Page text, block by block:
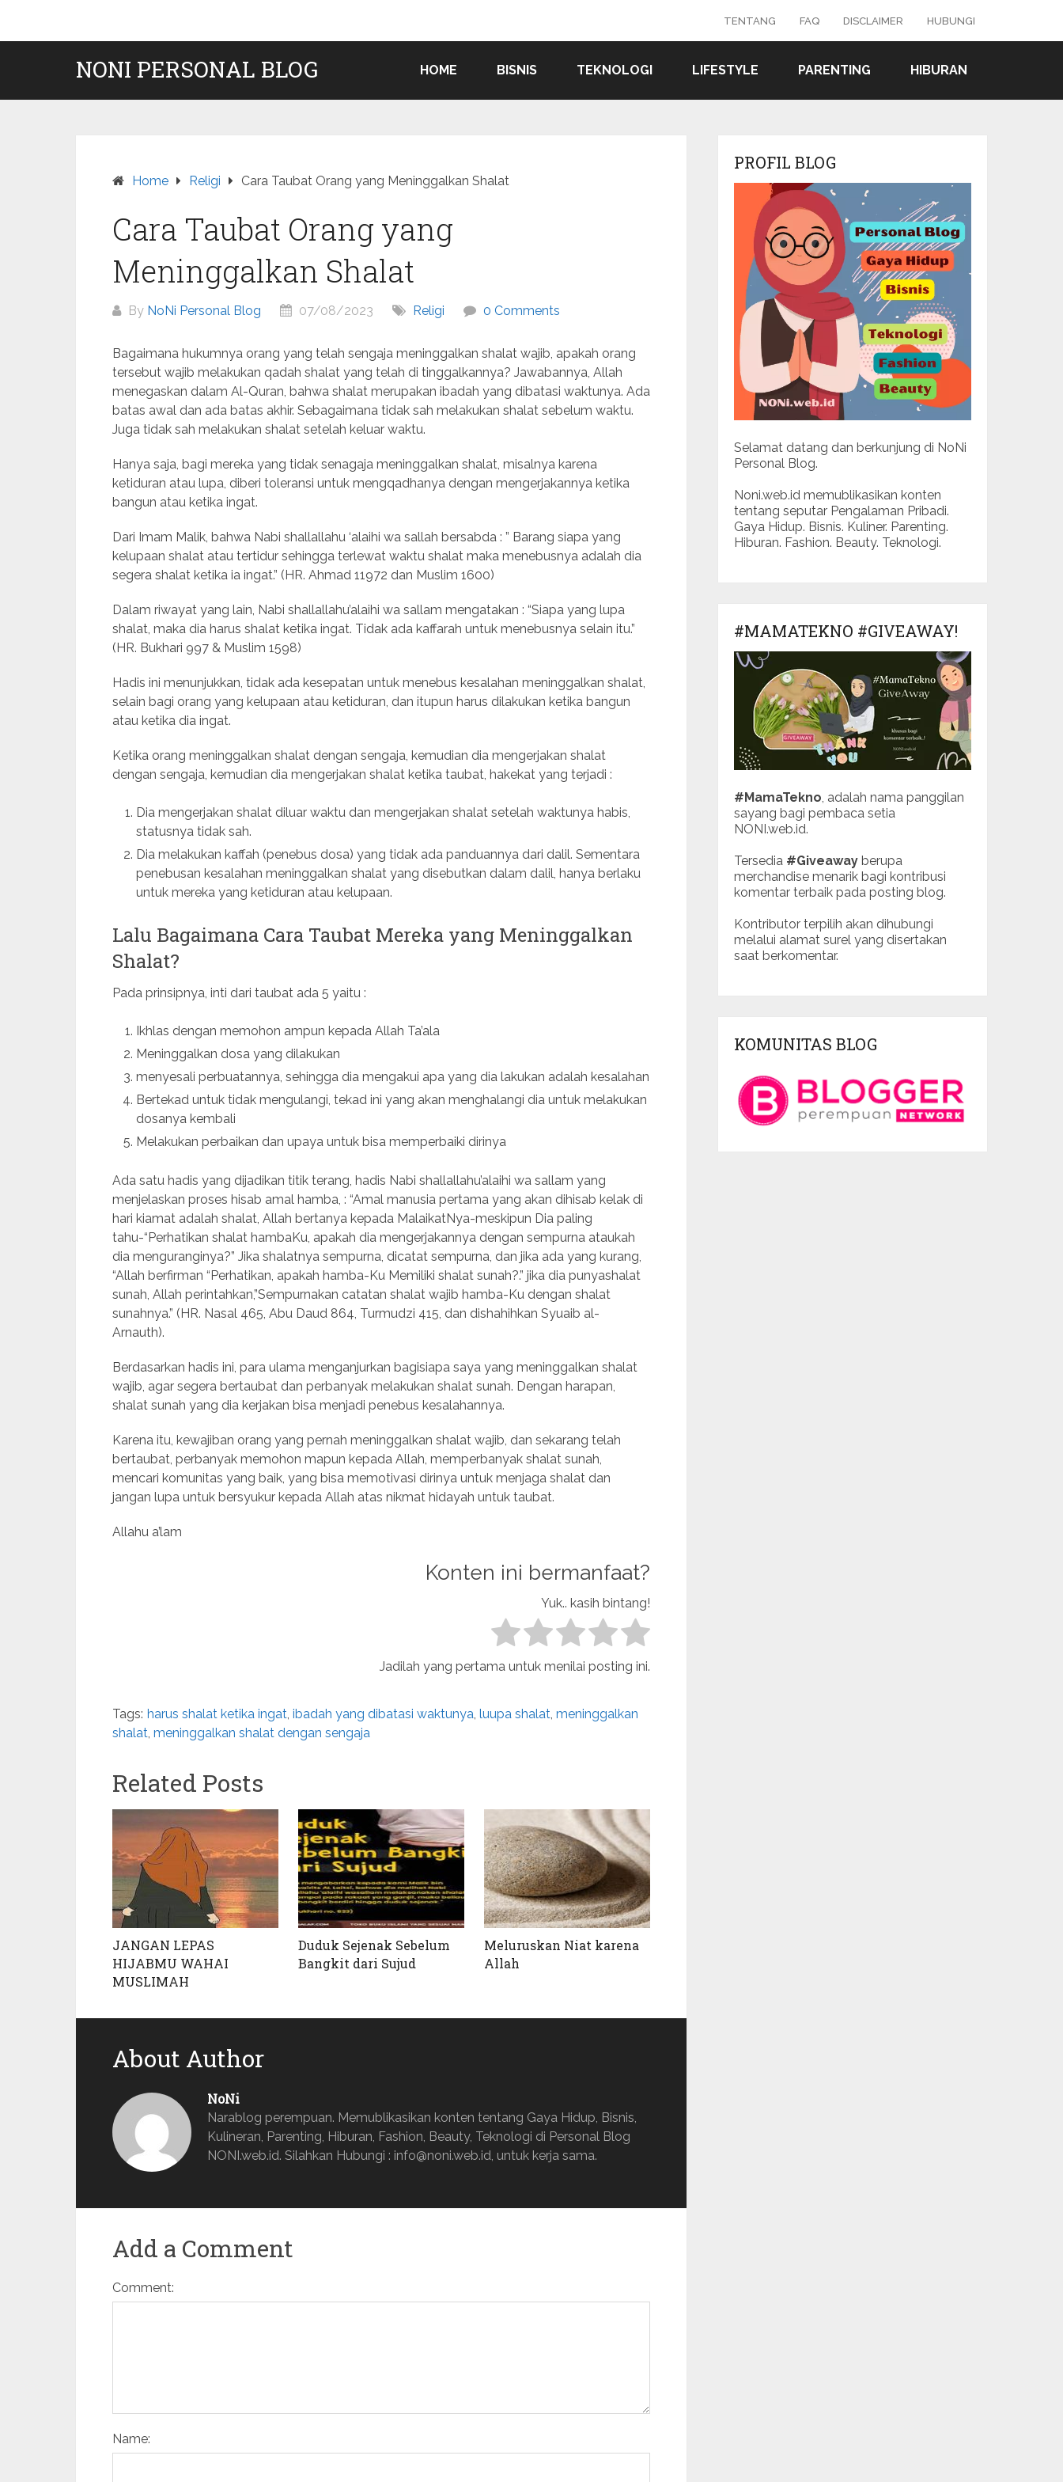
content
TENTANG FAQ DISCLAIMER HUBUNGI
NONI PERSONAL BLOG HOME BISNIS TEKNOLOGI LIFESTYLE PARENTING HIBURAN
Home Religi Cara Taubat Orang yang Meninggalkan Shalat
Cara Taubat Orang yang
Meninggalkan Shalat
By NoNi Personal Blog 07/08/2023 Religi 0 Comments
Bagaimana hukumnya orang yang telah sengaja meninggalkan shalat wajib, apakah orang
tersebut wajib melakukan qadah shalat yang telah di tinggalkannya? Jawabannya, Allah
menegaskan dalam Al-Quran, bahwa shalat merupakan ibadah yang dibatasi waktunya. Ada
batas awal dan ada batas akhir. Sebagaimana tidak sah melakukan shalat sebelum waktu.
Juga tidak sah melakukan shalat setelah keluar waktu.
Hanya saja, bagi mereka yang tidak senagaja meninggalkan shalat, misalnya karena
ketiduran atau lupa, diberi toleransi untuk mengqadhanya dengan mengerjakannya ketika
bangun atau ketika ingat.
Dari Imam Malik, bahwa Nabi shallallahu ‘alaihi wa sallah bersabda : ” Barang siapa yang
kelupaan shalat atau tertidur sehingga terlewat waktu shalat maka menebusnya adalah dia
segera shalat ketika ia ingat.” (HR. Ahmad 11972 dan Muslim 1600)
Dalam riwayat yang lain, Nabi shallallahu’alaihi wa sallam mengatakan : “Siapa yang lupa
shalat, maka dia harus shalat ketika ingat. Tidak ada kaffarah untuk menebusnya selain itu.”
(HR. Bukhari 997 & Muslim 1598)
Hadis ini menunjukkan, tidak ada kesepatan untuk menebus kesalahan meninggalkan shalat,
selain bagi orang yang kelupaan atau ketiduran, dan itupun harus dilakukan ketika bangun
atau ketika dia ingat.
Ketika orang meninggalkan shalat dengan sengaja, kemudian dia mengerjakan shalat
dengan sengaja, kemudian dia mengerjakan shalat ketika taubat, hakekat yang terjadi :
Dia mengerjakan shalat diluar waktu dan mengerjakan shalat setelah waktunya habis,
statusnya tidak sah.
Dia melakukan kaffah (penebus dosa) yang tidak ada panduannya dari dalil. Sementara
penebusan kesalahan meninggalkan shalat yang disebutkan dalam dalil, hanya berlaku
untuk mereka yang ketiduran atau kelupaan.
Lalu Bagaimana Cara Taubat Mereka yang Meninggalkan
Shalat?
Pada prinsipnya, inti dari taubat ada 5 yaitu :
Ikhlas dengan memohon ampun kepada Allah Ta’ala
Meninggalkan dosa yang dilakukan
menyesali perbuatannya, sehingga dia mengakui apa yang dia lakukan adalah kesalahan
Bertekad untuk tidak mengulangi, tekad ini yang akan menghalangi dia untuk melakukan
dosanya kembali
Melakukan perbaikan dan upaya untuk bisa memperbaiki dirinya
Ada satu hadis yang dijadikan titik terang, hadis Nabi shallallahu’alaihi wa sallam yang
menjelaskan proses hisab amal hamba, : “Amal manusia pertama yang akan dihisab kelak di
hari kiamat adalah shalat, Allah bertanya kepada MalaikatNya-meskipun Dia paling
tahu-“Perhatikan shalat hambaKu, apakah dia mengerjakannya dengan sempurna ataukah
dia menguranginya?” Jika shalatnya sempurna, dicatat sempurna, dan jika ada yang kurang,
“Allah berfirman “Perhatikan, apakah hamba-Ku Memiliki shalat sunah?.” jika dia punyashalat
sunah, Allah perintahkan,”Sempurnakan catatan shalat wajib hamba-Ku dengan shalat
sunahnya.” (HR. Nasal 465, Abu Daud 864, Turmudzi 415, dan dishahihkan Syuaib al-
Arnauth).
Berdasarkan hadis ini, para ulama menganjurkan bagisiapa saya yang meninggalkan shalat
wajib, agar segera bertaubat dan perbanyak melakukan shalat sunah. Dengan harapan,
shalat sunah yang dia kerjakan bisa menjadi penebus kesalahannya.
Karena itu, kewajiban orang yang pernah meninggalkan shalat wajib, dan sekarang telah
bertaubat, perbanyak memohon mapun kepada Allah, memperbanyak shalat sunah,
mencari komunitas yang baik, yang bisa memotivasi dirinya untuk menjaga shalat dan
jangan lupa untuk bersyukur kepada Allah atas nikmat hidayah untuk taubat.
Allahu a’lam
Konten ini bermanfaat?
Yuk.. kasih bintang!
Jadilah yang pertama untuk menilai posting ini.
Tags: harus shalat ketika ingat, ibadah yang dibatasi waktunya, luupa shalat, meninggalkan
shalat, meninggalkan shalat dengan sengaja
Related Posts
JANGAN LEPAS
HIJABMU WAHAI
MUSLIMAH
Duduk Sejenak Sebelum
Bangkit dari Sujud
Meluruskan Niat karena
Allah
About Author
NoNi
Narablog perempuan. Memublikasikan konten tentang Gaya Hidup, Bisnis,
Kulineran, Parenting, Hiburan, Fashion, Beauty, Teknologi di Personal Blog
NONI.web.id. Silahkan Hubungi : info@noni.web.id, untuk kerja sama.
Add a Comment
Comment:
Name:
PROFIL BLOG
Selamat datang dan berkunjung di NoNi
Personal Blog.
Noni.web.id memublikasikan konten
tentang seputar Pengalaman Pribadi.
Gaya Hidup. Bisnis. Kuliner. Parenting.
Hiburan. Fashion. Beauty. Teknologi.
#MAMATEKNO #GIVEAWAY!
#MamaTekno , adalah nama panggilan
sayang bagi pembaca setia
NONI.web.id.
Tersedia #Giveaway berupa
merchandise menarik bagi kontribusi
komentar terbaik pada posting blog.
Kontributor terpilih akan dihubungi
melalui alamat surel yang disertakan
saat berkomentar.
KOMUNITAS BLOG